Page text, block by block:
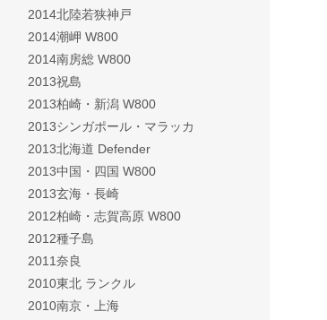
2014北陸若狭神戸
2014潮岬 W800
2014南房総 W800
2013祝島
2013柏崎・新潟 W800
2013シンガポール・マラッカ
2013北海道 Defender
2013中国・四国 W800
2013玄海・長崎
2012柏崎・志賀高原 W800
2012種子島
2011奈良
2010東北 ランクル
2010南京・上海